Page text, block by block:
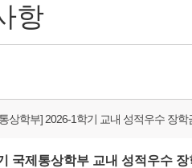
항
상학부] 2026-1학기 교내 성적우수 장
국제통상학부 교내 성적우수